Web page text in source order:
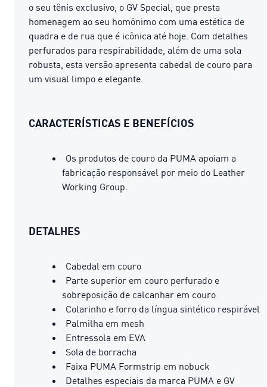
o seu tênis exclusivo, o GV Special, que presta
homenagem ao seu homônimo com uma estética de
quadra e de rua que é icônica até hoje. Com detalhes
perfurados para respirabilidade, além de uma sola
robusta, esta versão apresenta cabedal de couro para
um visual limpo e elegante.
CARACTERÍSTICAS E BENEFÍCIOS
Os produtos de couro da PUMA apoiam a
fabricação responsável por meio do Leather
Working Group.
DETALHES
Cabedal em couro
Parte superior em couro perfurado e
sobreposição de calcanhar em couro
Colarinho e forro da língua sintético respirável
Palmilha em mesh
Entressola em EVA
Sola de borracha
Faixa PUMA Formstrip em nobuck
Detalhes especiais da marca PUMA e GV